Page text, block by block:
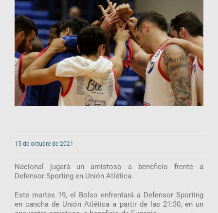
15 de octubre de 2021
Nacional jugará un amistoso a beneficio frente a
Defensor Sporting en Unión Atlética.
Este martes 19, el Bolso enfrentará a Defensor Sporting
en cancha de Unión Atlética a partir de las 21:30, en un